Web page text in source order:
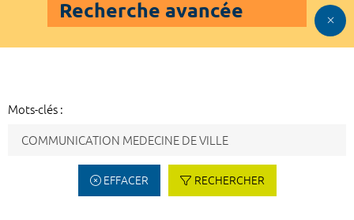
Recherche avancée
Mots-clés :
EFFACER RECHERCHER